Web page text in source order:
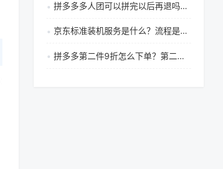
拼多多多人团可以拼完以后再退吗？拼多多几人团拼完能退吗
京东标准装机服务是什么？流程是什么？
拼多多第二件9折怎么下单？第二件9折规则是什么？